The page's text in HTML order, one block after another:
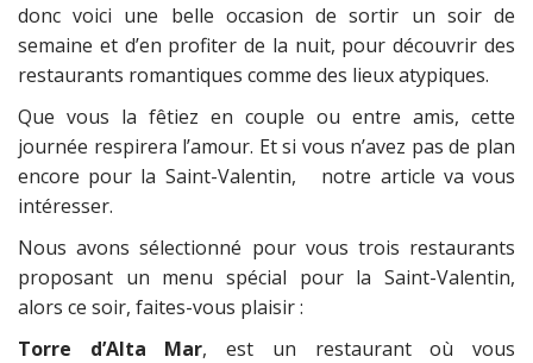
donc voici une belle occasion de sortir un soir de
semaine et d’en profiter de la nuit, pour découvrir des
restaurants romantiques comme des lieux atypiques.
Que vous la fêtiez en couple ou entre amis, cette
journée respirera l’amour. Et si vous n’avez pas de plan
encore pour la Saint-Valentin, notre article va vous
intéresser.
Nous avons sélectionné pour vous trois restaurants
proposant un menu spécial pour la Saint-Valentin,
alors ce soir, faites-vous plaisir :
Torre d’Alta Mar, est un restaurant où vous